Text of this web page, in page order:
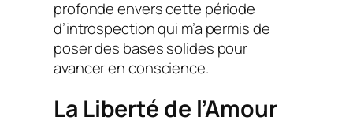
profonde envers cette période
d’introspection qui m’a permis de
poser des bases solides pour
avancer en conscience.
La Liberté de l’Amour